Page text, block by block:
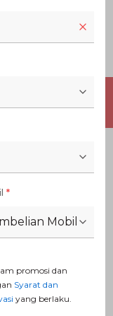
ATAU
31 Ags 2026
LIHAT SEMUA
*
Mobil
promosi dan
Syarat dan
yang berlaku.